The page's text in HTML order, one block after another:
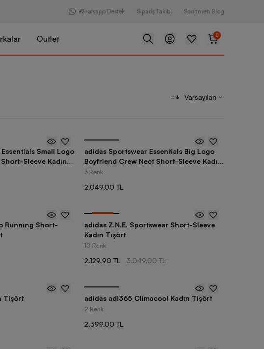
Whatsapp Destek Sipariş Takibi Sportmen Blog
Outlet 0
Varsayılan
Small Logo
Sleeve Kadın
adidas Sportswear Essentials Big Logo
Boyfriend Crew Nect Short-Sleeve Kadın
Tişört
3 Renk
2.049,00 TL
Running Short-
adidas Z.N.E. Sportswear Short-Sleeve
Kadın Tişört
10 Renk
2.129,90 TL 3.049,00 TL
Tişört adidas adi365 Climacool Kadın Tişört
2 Renk
2.399,00 TL